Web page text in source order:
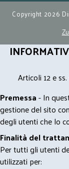
Copyright 2026
Articoli 12 e
Premessa- In
gestione del sito
degli utenti che lo
Finalità del
Per tutti gli utenti
utilizzati per: